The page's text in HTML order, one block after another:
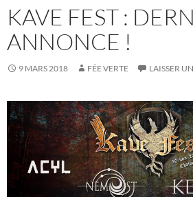
KAVE FEST :
ANNONCE !
9 MARS 2018 FÉE VERTE LAISSER